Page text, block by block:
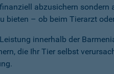
abzusichern sondern
bieten – ob beim Tierarzt
innerhalb der
die Ihr Tier selbst